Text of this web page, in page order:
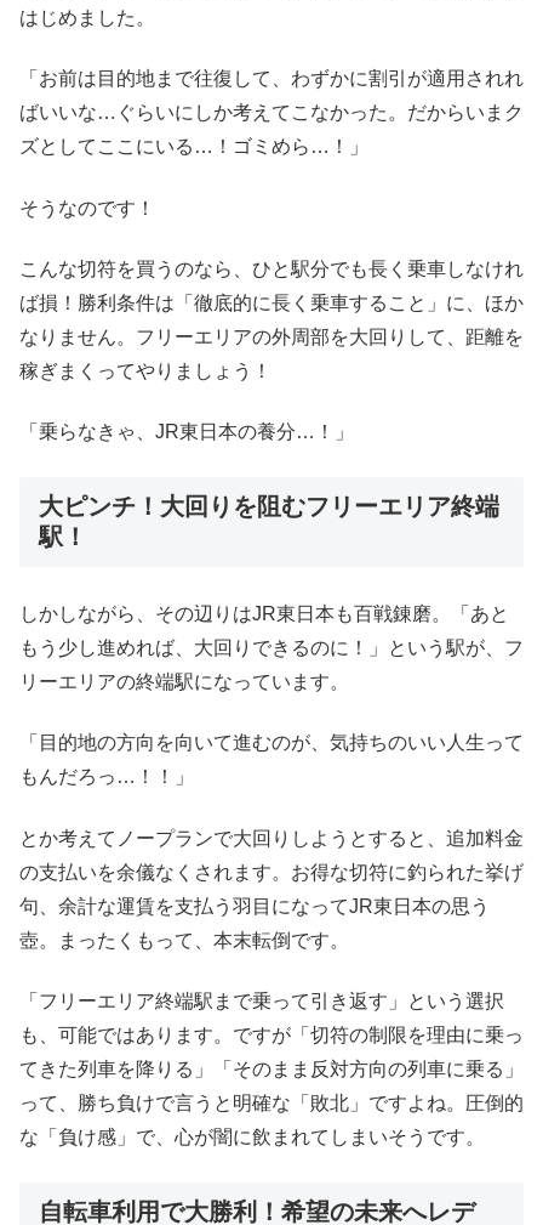
はじめました。
「お前は目的地まで往復して、わずかに割引が適用されれ
ばいいな…ぐらいにしか考えてこなかった。だからいまク
ズとしてここにいる…！ゴミめら…！」
そうなのです！
こんな切符を買うのなら、ひと駅分でも長く乗車しなけれ
ば損！勝利条件は「徹底的に長く乗車すること」に、ほか
なりません。フリーエリアの外周部を大回りして、距離を
稼ぎまくってやりましょう！
「乗らなきゃ、JR東日本の養分…！」
大ピンチ！大回りを阻むフリーエリア終端
駅！
しかしながら、その辺りはJR東日本も百戦錬磨。「あと
もう少し進めれば、大回りできるのに！」という駅が、フ
リーエリアの終端駅になっています。
「目的地の方向を向いて進むのが、気持ちのいい人生って
もんだろっ…！！」
とか考えてノープランで大回りしようとすると、追加料金
の支払いを余儀なくされます。お得な切符に釣られた挙げ
句、余計な運賃を支払う羽目になってJR東日本の思う
壺。まったくもって、本末転倒です。
「フリーエリア終端駅まで乗って引き返す」という選択
も、可能ではあります。ですが「切符の制限を理由に乗っ
てきた列車を降りる」「そのまま反対方向の列車に乗る」
って、勝ち負けで言うと明確な「敗北」ですよね。圧倒的
な「負け感」で、心が闇に飲まれてしまいそうです。
自転車利用で大勝利！希望の未来へレデ